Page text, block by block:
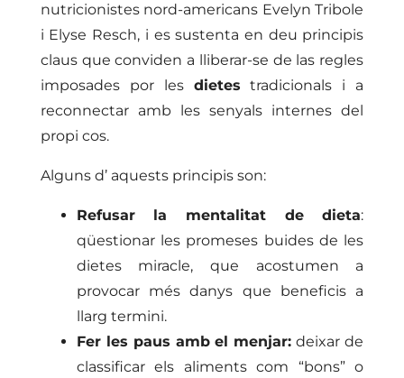
nutricionistes nord-americans Evelyn Tribole
i Elyse Resch, i es sustenta en deu principis
claus que conviden a lliberar-se de las regles
imposades por les dietes tradicionals i a
reconnectar amb les senyals internes del
propi cos.
Alguns d’ aquests principis son:
Refusar la mentalitat de dieta:
qüestionar les promeses buides de les
dietes miracle, que acostumen a
provocar més danys que beneficis a
llarg termini.
Fer les paus amb el menjar: deixar de
classificar els aliments com “bons” o